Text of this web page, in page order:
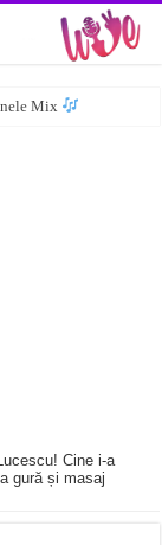
Mix
Cine i-a
gură și masaj